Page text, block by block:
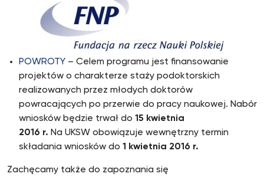
POWROTY – Celem programu jest finansowanie
projektów o charakterze staży podoktorskich
realizowanych przez młodych doktorów
powracających po przerwie do pracy naukowej. Nabór
wniosków będzie trwał do 15 kwietnia
2016 r. Na UKSW obowiązuje wewnętrzny termin
składania wniosków do 1 kwietnia 2016 r.
Zachęcamy także do zapoznania się